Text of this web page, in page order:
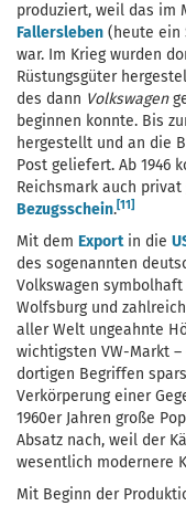
produziert, weil das im
Fallersleben (heute ein
war. Im Krieg wurden
Rüstungsgüter
des dann Volkswagen
beginnen konnte. Bis
hergestellt und an die
Post geliefert. Ab 1946
Reichsmark auch
Bezugsschein.[11]
Mit dem Exportin die
des sogenannten
Volkswagen
Wolfsburg und
aller Welt ungeahnte
wichtigsten VW-Markt
dortigen Begriffen
Verkörperung einer
1960er Jahren große
Absatz nach, weil der
wesentlich modernere
Mit Beginn der